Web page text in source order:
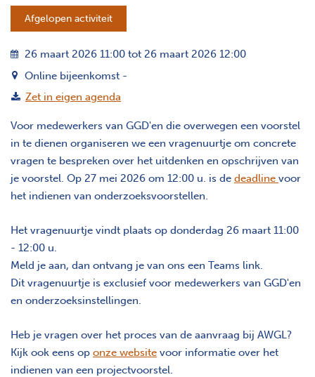
Afgelopen activiteit
26 maart 2026 11:00 tot 26 maart 2026 12:00
Online bijeenkomst -
Zet in eigen agenda
Voor medewerkers van GGD'en die overwegen een voorstel
in te dienen organiseren we een vragenuurtje om concrete
vragen te bespreken over het uitdenken en opschrijven van
je voorstel. Op 27 mei 2026 om 12:00 u. is de deadline voor
het indienen van onderzoeksvoorstellen.
Het vragenuurtje vindt plaats op donderdag 26 maart 11:00
- 12:00 u.
Meld je aan, dan ontvang je van ons een Teams link.
Dit vragenuurtje is exclusief voor medewerkers van GGD'en
en onderzoeksinstellingen.
Heb je vragen over het proces van de aanvraag bij AWGL?
Kijk ook eens op onze website voor informatie over het
indienen van een projectvoorstel.